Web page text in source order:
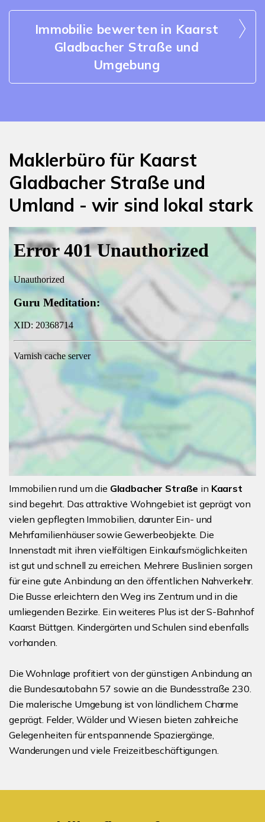
Immobilie bewerten in Kaarst
Gladbacher Straße und
Umgebung
Maklerbüro für Kaarst
Gladbacher Straße und
Umland - wir sind lokal stark
Immobilien rund um die Gladbacher Straße in Kaarst
sind begehrt. Das attraktive Wohngebiet ist geprägt von
vielen gepflegten Immobilien, darunter Ein- und
Mehrfamilienhäuser sowie Gewerbeobjekte. Die
Innenstadt mit ihren vielfältigen Einkaufsmöglichkeiten
ist gut und schnell zu erreichen. Mehrere Buslinien sorgen
für eine gute Anbindung an den öffentlichen Nahverkehr.
Die Busse erleichtern den Weg ins Zentrum und in die
umliegenden Bezirke. Ein weiteres Plus ist der S-Bahnhof
Kaarst Büttgen. Kindergärten und Schulen sind ebenfalls
vorhanden.
Die Wohnlage profitiert von der günstigen Anbindung an
die Bundesautobahn 57 sowie an die Bundesstraße 230.
Die malerische Umgebung ist von ländlichem Charme
geprägt. Felder, Wälder und Wiesen bieten zahlreiche
Gelegenheiten für entspannende Spaziergänge,
Wanderungen und viele Freizeitbeschäftigungen.